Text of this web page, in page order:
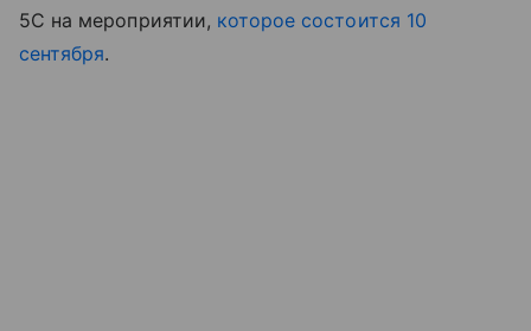
5C на мероприятии, которое состоится 10
сентября.